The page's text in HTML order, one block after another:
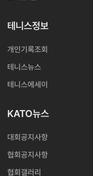
테니스정보
개인기록조회
테니스뉴스
테니스에세이
KATO뉴스
대회공지사항
협회공지사항
협회갤러리